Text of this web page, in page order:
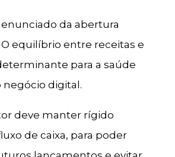
da abertura
equilíbrio entre receitas e
para a saúde
negócio digital.
deve manter rígido
de caixa, para poder